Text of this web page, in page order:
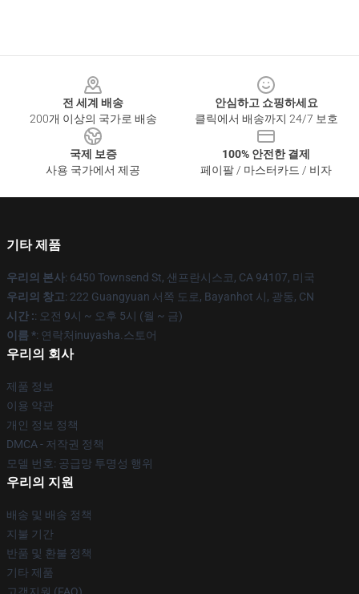
전 세계 배송
200개 이상의 국가로 배송
안심하고 쇼핑하세요
클릭에서 배송까지 24/7 보호
국제 보증
사용 국가에서 제공
100% 안전한 결제
페이팔 / 마스터카드 / 비자
기타 제품
우리의 본사: 6450 Townsend St, 샌프란시스코, CA 94107, 미국
우리의 창고: 222 Guangyuan 서쪽 도로, Bayanhot 시, 광동, CN
시간 :: 오전 9시 ~ 오후 5시 (월 ~ 금)
이름 *: 연락처inuyasha.스토어
우리의 회사
제품 정보
이용 약관
개인 정보 정책
DMCA - 저작권 정책
모델 번호: 공급망 투명성 행위
우리의 지원
배송 및 배송 정책
지불 기간
반품 및 환불 정책
기타 제품